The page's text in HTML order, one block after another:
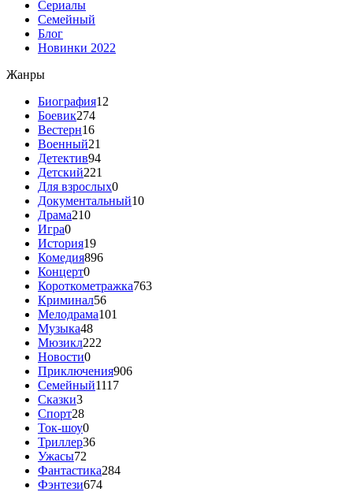
Сериалы
Семейный
Блог
Новинки 2022
Жанры
Биография12
Боевик274
Вестерн16
Военный21
Детектив94
Детский221
Для взрослых0
Документальный10
Драма210
Игра0
История19
Комедия896
Концерт0
Короткометражка763
Криминал56
Мелодрама101
Музыка48
Мюзикл222
Новости0
Приключения906
Семейный1117
Сказки3
Спорт28
Ток-шоу0
Триллер36
Ужасы72
Фантастика284
Фэнтези674